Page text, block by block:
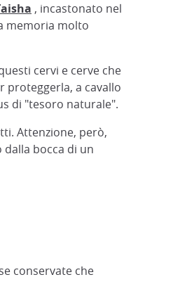
, incastonato nel
memoria molto
cervi e cerve che
proteggerla, a cavallo
di "tesoro naturale".
Attenzione, però,
bocca di un
conservate che